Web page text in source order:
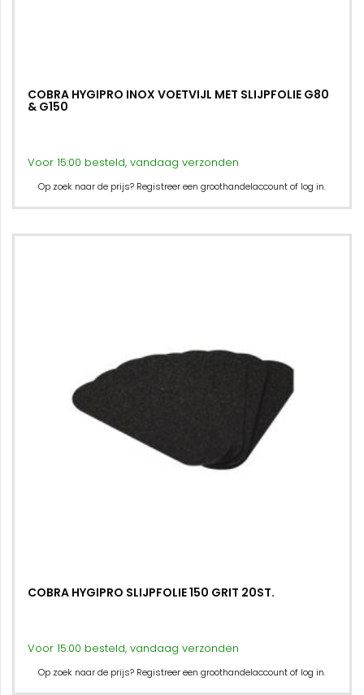
COBRA HYGIPRO INOX VOETVIJL MET SLIJPFOLIE G80
& G150
Voor 15:00 besteld, vandaag verzonden
Op zoek naar de prijs? Registreer een groothandelaccount of log in.
COBRA HYGIPRO SLIJPFOLIE 150 GRIT 20ST.
Voor 15:00 besteld, vandaag verzonden
Op zoek naar de prijs? Registreer een groothandelaccount of log in.